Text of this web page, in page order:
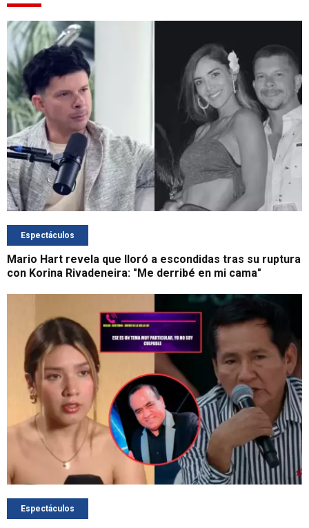
Espectáculos
Mario Hart revela que lloró a escondidas tras su ruptura
con Korina Rivadeneira: "Me derribé en mi cama"
Espectáculos